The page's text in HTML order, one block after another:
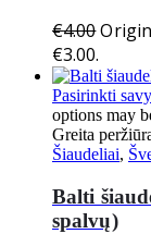
€4.00
€3.00.
Pasirinkti
options may
Greita
Šiaudeliai,
Balti
spalvų)